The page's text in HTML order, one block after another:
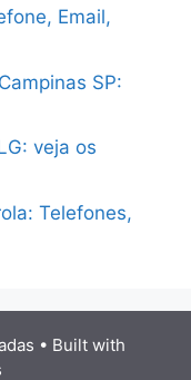
Email,
SP:
veja os
Telefones,
• Built with